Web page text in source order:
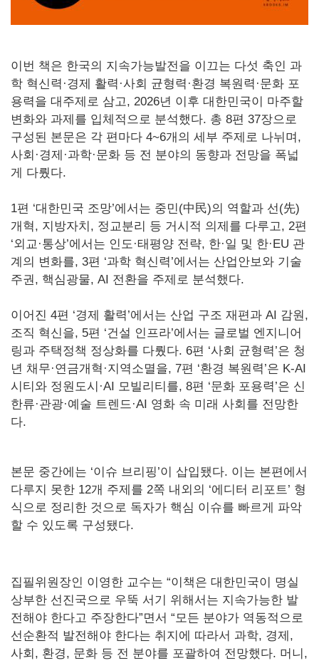
이번 책은 한국의 지속가능발전을 이끄는 다섯 축인 과
학 혁신력·경제 활력·사회 균형력·환경 복원력·문화 포
용력을 대주제로 삼고, 2026년 이후 대한민국이 마주할
변화와 과제를 입체적으로 분석했다. 총 8편 37장으로
구성된 본문은 각 편마다 4~6개의 세부 주제로 나뉘며,
사회·경제·과학·문화 등 전 분야의 동향과 전망을 폭넓
게 다뤘다.
1편 ‘대한민국 조망’에서는 중민(中民)의 역할과 선(先)
개혁, 지방자치, 정교분리 등 거시적 의제를 다루고, 2편
‘외교·통상’에서는 인도·태평양 전략, 한·일 및 한·EU 관
계의 변화를, 3편 ‘과학 혁신력’에서는 산업안보와 기술
주권, 핵심광물, AI 전환을 주제로 분석했다.
이어진 4편 ‘경제 활력’에서는 산업 구조 재편과 AI 감원,
조직 혁신을, 5편 ‘건설 인프라’에서는 글로벌 엔지니어
링과 주택정책 정상화를 다뤘다. 6편 ‘사회 균형력’은 청
년 채무·연금개혁·지역소멸을, 7편 ‘환경 복원력’은 K-AI
시티와 정원도시·AI 모빌리티를, 8편 ‘문화 포용력’은 신
한류·관광·예술 트렌드·AI 영화 속 미래 사회를 전망한
다.
본문 중간에는 ‘이슈 브리핑’이 삽입됐다. 이는 본편에서
다루지 못한 12개 주제를 2쪽 내외의 ‘에디터 리포트’ 형
식으로 정리한 것으로 독자가 핵심 이슈를 빠르게 파악
할 수 있도록 구성됐다.
집필위원장인 이영한 교수는 “이책은 대한민국이 명실
상부한 선진국으로 우뚝 서기 위해서는 지속가능한 발
전해야 한다고 주장한다”면서 “모든 분야가 역동적으로
선순환적 발전해야 한다는 취지에 따라서 과학, 경제,
사회, 환경, 문화 등 전 분야를 포괄하여 전망했다. 머니,